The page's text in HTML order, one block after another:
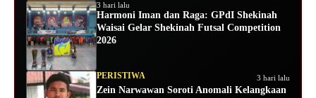
3 hari lalu
Harmoni Iman dan Raga: GPdI Shekinah
Waisai Gelar Shekinah Futsal Competition
2026
PERISTIWA 3 hari lalu
Zein Narwawan Soroti Anomali Kelangkaan